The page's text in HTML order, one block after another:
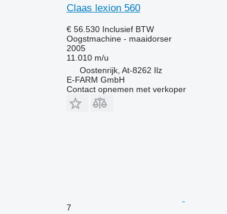
Claas lexion 560
€ 56.530 Inclusief BTW
Oogstmachine - maaidorser
2005
11.010 m/u
Oostenrijk, At-8262 Ilz
E-FARM GmbH
Contact opnemen met verkoper
7